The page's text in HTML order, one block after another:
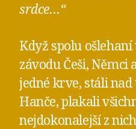
srdce…“
Když spolu
závodu Češi, Němci
jedné krve, stáli
Hanče, plakali
nejdokonalejší z